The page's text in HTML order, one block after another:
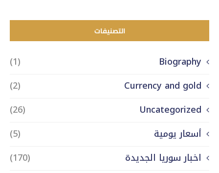
التصنيفات
Biography
(1)
Currency and gold
(2)
Uncategorized
(26)
أسعار يومية
(5)
اخبار سوريا الجديدة
(170)